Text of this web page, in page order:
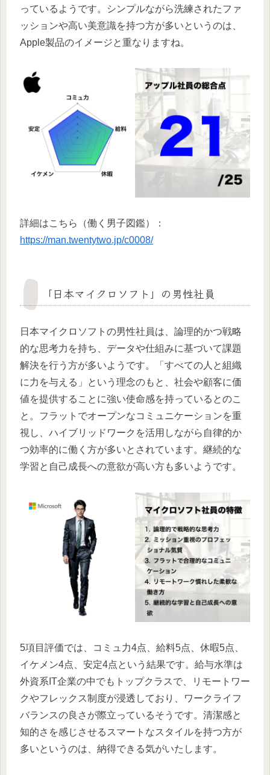
っているようです。シンプルながら洗練されたファ
ッションや高い美意識を持つ方が多いというのは、
Apple製品のイメージと重なりますね。
詳細はこちら（働く男子図鑑）：
https://man.twentytwo.jp/c0008/
「日本マイクロソフト」の男性社員
日本マイクロソフトの男性社員は、論理的かつ戦略
的な思考力を持ち、データや仕組みに基づいて課題
解決を行う方が多いようです。「すべての人と組織
に力を与える」という理念のもと、社会や顧客に価
値を提供することに強い使命感を持っているとのこ
と。フラットでオープンなコミュニケーションを重
視し、ハイブリッドワークを活用しながら自律的か
つ効率的に働く方が多いとされています。継続的な
学習と自己成長への意欲が高い方も多いようです。
5項目評価では、コミュ力4点、給料5点、休暇5点、
イケメン4点、安定4点という結果です。給与水準は
外資系IT企業の中でもトップクラスで、リモートワー
クやフレックス制度が浸透しており、ワークライフ
バランスの良さが際立っているそうです。清潔感と
知的さを感じさせるスマートなスタイルを持つ方が
多いというのは、納得できる気がいたします。